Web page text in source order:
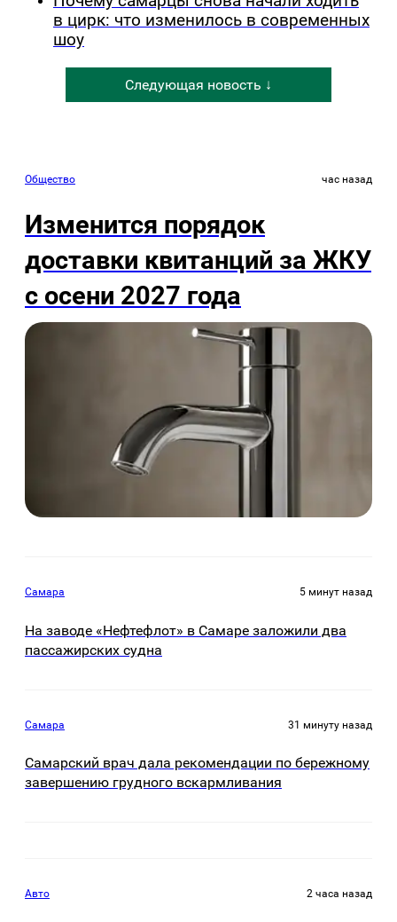
в цирк: что изменилось в современных
шоу
Следующая новость ↓
Общество час назад
Изменится порядок
доставки квитанций за ЖКУ
с осени 2027 года
Самара 5 минут назад
На заводе «Нефтефлот» в Самаре заложили два
пассажирских судна
Самара 31 минуту назад
Самарский врач дала рекомендации по бережному
завершению грудного вскармливания
Авто 2 часа назад